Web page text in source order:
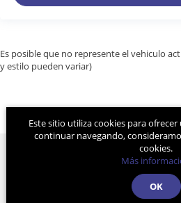
Es posible que no represente el vehiculo
y estilo pueden variar)
DealerOn|
Calle 11A. Pte Sur
29000|
Este sitio utiliza cookies para
continuar navegando,
cookies.
Más
OK